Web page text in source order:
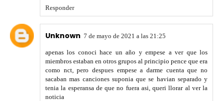
Responder
Unknown 7 de mayo de 2021 a las 21:25
apenas los conoci hace un año y empese a ver que los
miembros estaban en otros grupos al principio pence que era
como nct, pero despues empese a darme cuenta que no
sacaban mas canciones suponia que se havian separado y
tenia la esperansa de que no fuera asi, queri llorar al ver la
noticia